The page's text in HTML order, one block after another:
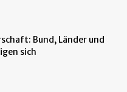
Bund, Länder und
sich